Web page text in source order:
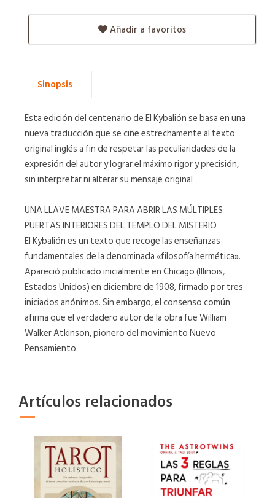
Añadir a favoritos
Sinopsis
Esta edición del centenario de El Kybalión se basa en una
nueva traducción que se ciñe estrechamente al texto
original inglés a fin de respetar las peculiaridades de la
expresión del autor y lograr el máximo rigor y precisión,
sin interpretar ni alterar su mensaje original
UNA LLAVE MAESTRA PARA ABRIR LAS MÚLTIPLES
PUERTAS INTERIORES DEL TEMPLO DEL MISTERIO
El Kybalión es un texto que recoge las enseñanzas
fundamentales de la denominada «filosofía hermética».
Apareció publicado inicialmente en Chicago (Illinois,
Estados Unidos) en diciembre de 1908, firmado por tres
iniciados anónimos. Sin embargo, el consenso común
afirma que el verdadero autor de la obra fue William
Walker Atkinson, pionero del movimiento Nuevo
Pensamiento.
Artículos relacionados